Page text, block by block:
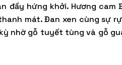
đầy hứng khởi. Hương
mát. Đan xen cùng sự
nhờ gỗ tuyết tùng và gỗ